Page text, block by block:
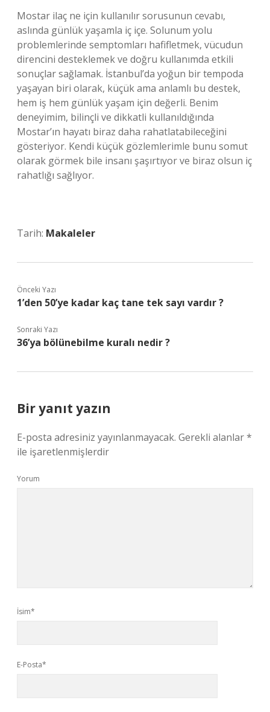
Mostar ilaç ne için kullanılır sorusunun cevabı,
aslında günlük yaşamla iç içe. Solunum yolu
problemlerinde semptomları hafifletmek, vücudun
direncini desteklemek ve doğru kullanımda etkili
sonuçlar sağlamak. İstanbul’da yoğun bir tempoda
yaşayan biri olarak, küçük ama anlamlı bu destek,
hem iş hem günlük yaşam için değerli. Benim
deneyimim, bilinçli ve dikkatli kullanıldığında
Mostar’ın hayatı biraz daha rahatlatabileceğini
gösteriyor. Kendi küçük gözlemlerimle bunu somut
olarak görmek bile insanı şaşırtıyor ve biraz olsun iç
rahatlığı sağlıyor.
Tarih: Makaleler
Önceki Yazı
1’den 50’ye kadar kaç tane tek sayı vardır ?
Sonraki Yazı
36’ya bölünebilme kuralı nedir ?
Bir yanıt yazın
E-posta adresiniz yayınlanmayacak. Gerekli alanlar*
ile işaretlenmişlerdir
Yorum
İsim*
E-Posta*